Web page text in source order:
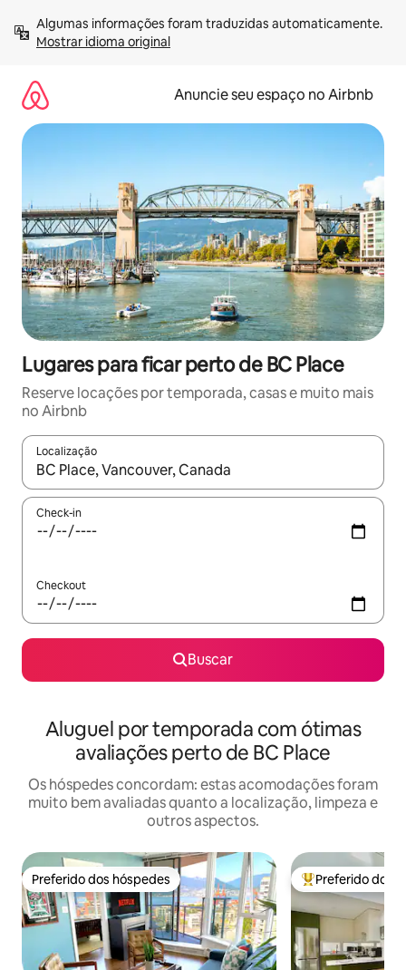
para
Mostrar idioma original
Anuncie seu espaço no Airbnb
Lugares para ficar perto de BC Place
Reserve locações por temporada, casas e muito mais
no Airbnb
Localização
Quando os resultados estiverem disponíveis, explore-os
Check-in
Checkout
Buscar
Aluguel por temporada com ótimas
avaliações perto de BC Place
Os hóspedes concordam: estas acomodações foram
muito bem avaliadas quanto a localização, limpeza e
outros aspectos.
Preferido dos hóspedes
Preferido dos hóspedes Entre os
Preferido dos